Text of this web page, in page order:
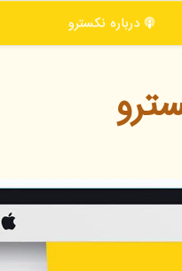
درباره نكسترو